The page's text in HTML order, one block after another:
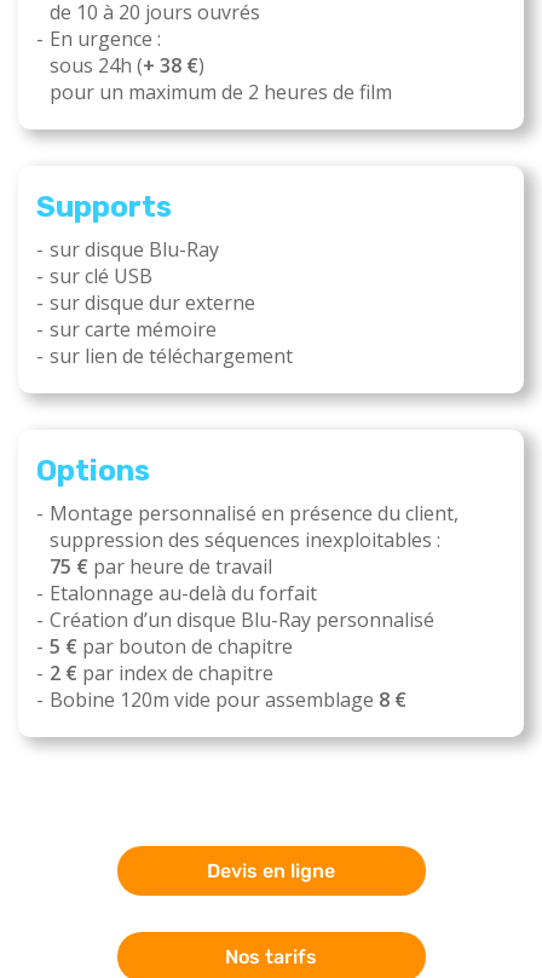
de 10 à 20 jours ouvrés
En urgence :
sous 24h (+ 38 €)
pour un maximum de 2 heures de film
Supports
sur disque Blu-Ray
sur clé USB
sur disque dur externe
sur carte mémoire
sur lien de téléchargement
Options
Montage personnalisé en présence du client,
suppression des séquences inexploitables :
75 € par heure de travail
Etalonnage au-delà du forfait
Création d’un disque Blu-Ray personnalisé
5 € par bouton de chapitre
2 € par index de chapitre
Bobine 120m vide pour assemblage 8 €
Devis en ligne
Nos tarifs